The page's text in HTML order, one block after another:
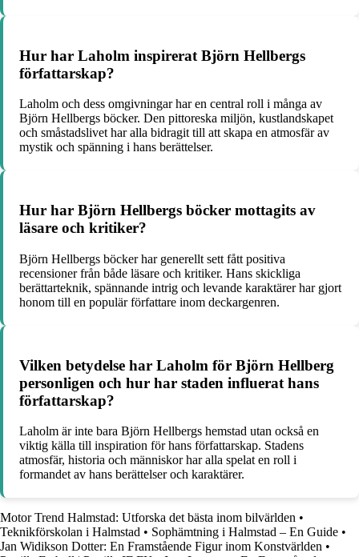
Hur har Laholm inspirerat Björn Hellbergs
författarskap?
Laholm och dess omgivningar har en central roll i många av
Björn Hellbergs böcker. Den pittoreska miljön, kustlandskapet
och småstadslivet har alla bidragit till att skapa en atmosfär av
mystik och spänning i hans berättelser.
Hur har Björn Hellbergs böcker mottagits av
läsare och kritiker?
Björn Hellbergs böcker har generellt sett fått positiva
recensioner från både läsare och kritiker. Hans skickliga
berättarteknik, spännande intrig och levande karaktärer har gjort
honom till en populär författare inom deckargenren.
Vilken betydelse har Laholm för Björn Hellberg
personligen och hur har staden influerat hans
författarskap?
Laholm är inte bara Björn Hellbergs hemstad utan också en
viktig källa till inspiration för hans författarskap. Stadens
atmosfär, historia och människor har alla spelat en roll i
formandet av hans berättelser och karaktärer.
Motor Trend Halmstad: Utforska det bästa inom bilvärlden •
Teknikförskolan i Halmstad • Sophämtning i Halmstad – En Guide •
Jan Widikson Dotter: En Framstående Figur inom Konstvärlden •